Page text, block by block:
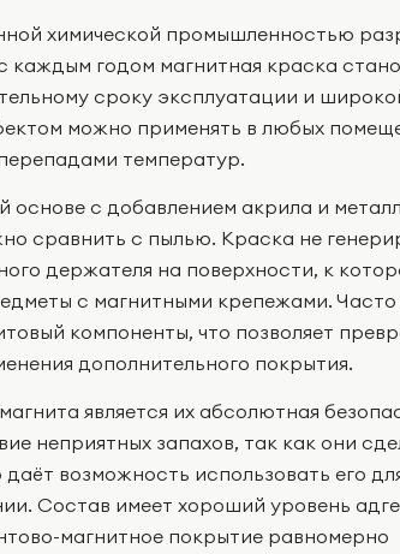
химической промышленностью
каждым годом магнитная краска
сроку эксплуатации и
можно применять в любых
температур.
с добавлением акрила и
сравнить с пылью. Краска не
держателя на поверхности, к
с магнитными крепежами. Часто
компоненты, что позволяет
дополнительного покрытия.
является их абсолютная
неприятных запахов, так как они
возможность использовать его
Состав имеет хороший уровень
магнитное покрытие равномерно